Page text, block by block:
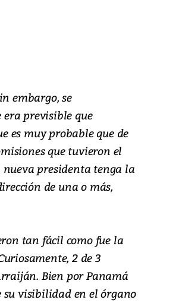
embargo, se
era previsible que
es muy probable que de
que tuvieron el
presidenta tenga la
de una o más,
tan fácil como fue la
2 de 3
Bien por Panamá
su visibilidad en el órgano